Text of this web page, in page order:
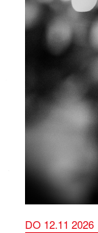
DO 12.11 2026